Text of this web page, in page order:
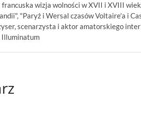
wizja wolności w XVII i XVIII
"Paryż i Wersal czasów Voltaire'a i
scenarzysta i aktor amatorskiego
Illuminatum